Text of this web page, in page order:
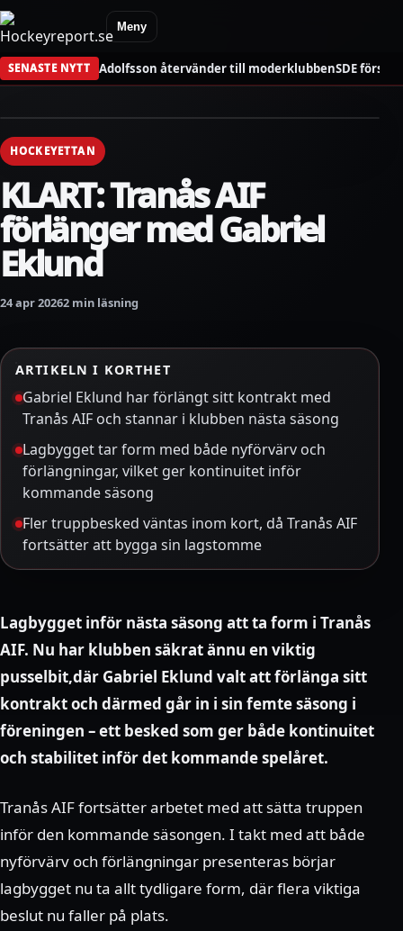
Meny
SENASTE NYTT Adolfsson återvänder till moderklubbenSDE
HOCKEYETTAN
KLART: Tranås AIF
förlänger med Gabriel
Eklund
24 apr 20262 min läsning
ARTIKELN I KORTHET
Gabriel Eklund har förlängt sitt kontrakt med
Tranås AIF och stannar i klubben nästa säsong
Lagbygget tar form med både nyförvärv och
förlängningar, vilket ger kontinuitet inför
kommande säsong
Fler truppbesked väntas inom kort, då Tranås AIF
fortsätter att bygga sin lagstomme
Lagbygget inför nästa säsong att ta form i Tranås
AIF. Nu har klubben säkrat ännu en viktig
pusselbit,där Gabriel Eklund valt att förlänga sitt
kontrakt och därmed går in i sin femte säsong i
föreningen – ett besked som ger både kontinuitet
och stabilitet inför det kommande spelåret.
Tranås AIF fortsätter arbetet med att sätta truppen
inför den kommande säsongen. I takt med att både
nyförvärv och förlängningar presenteras börjar
lagbygget nu ta allt tydligare form, där flera viktiga
beslut nu faller på plats.